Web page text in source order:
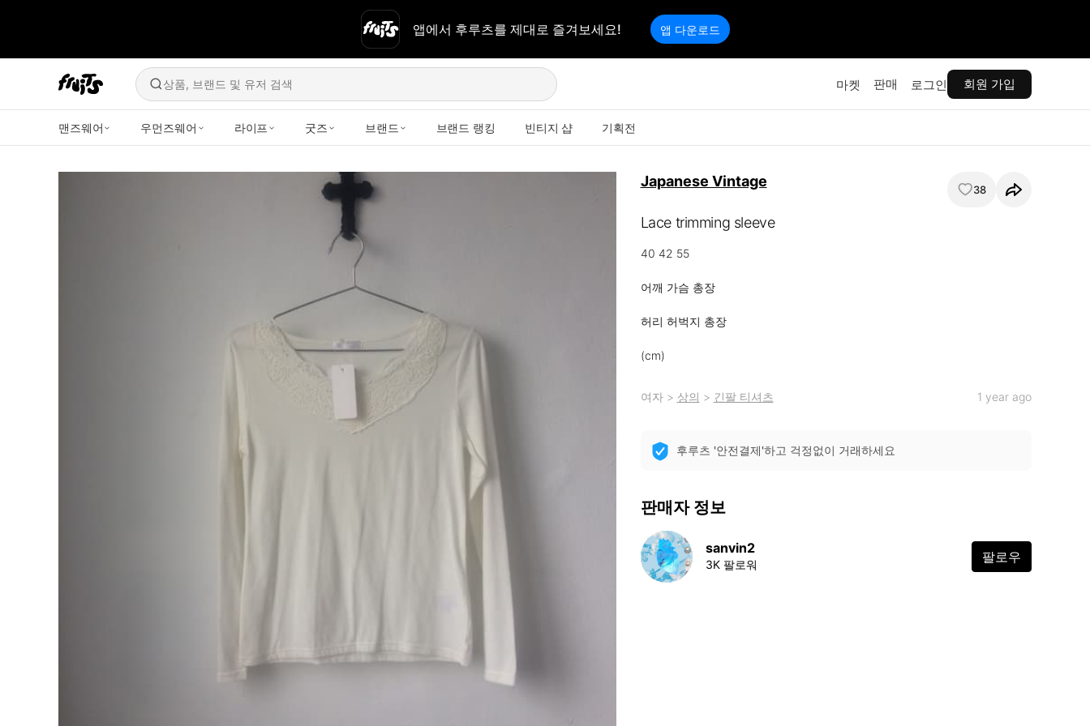
앱에서 후루츠를 제대로 즐겨보세요! 앱 다운로드
상품, 브랜드 및 유저 검색 마켓 판매 로그인 회원 가입
맨즈웨어 우먼즈웨어 라이프 굿즈 브랜드 브랜드 랭킹 빈티지 샵 기획전
Japanese Vintage 38
Lace trimming sleeve
40 42 55
어깨 가슴 총장
허리 허벅지 총장
(cm)
여자> 상의 > 긴팔 티셔츠 1 year ago
후루츠 '안전결제'하고 걱정없이 거래하세요
판매자 정보
sanvin2
3K 팔로워 팔로우